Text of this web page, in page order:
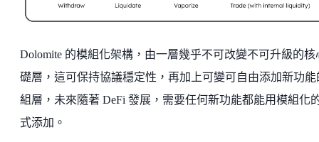
Dolomite 的模組化架構，由一層幾乎不可改變不可升級的核
礎層，這可保持協議穩定性，再加上可變可自由添加新功能
組層，未來隨著 DeFi 發展，需要任何新功能都能用模組化
式添加。